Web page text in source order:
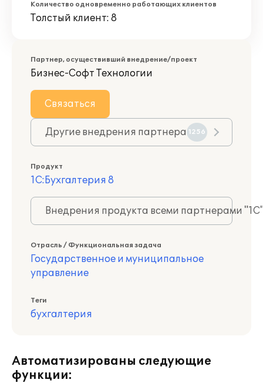
Количество одновременно работающих клиентов
Толстый клиент: 8
Партнер, осуществивший внедрение/проект
Бизнес-Софт Технологии
Связаться
Другие внедрения партнера 1256
Продукт
1С:Бухгалтерия 8
Внедрения продукта всеми партнерами
Отрасль / Функциональная задача
Государственное и муниципальное
управление
Теги
бухгалтерия
Автоматизированы следующие
функции: